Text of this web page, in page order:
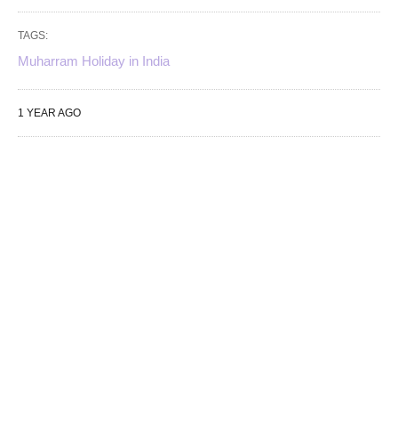
TAGS:
Muharram Holiday in India
1 YEAR AGO